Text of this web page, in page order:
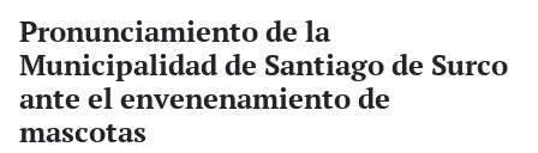
Pronunciamiento de la
Municipalidad de Santiago de Surco
ante el envenenamiento de
mascotas